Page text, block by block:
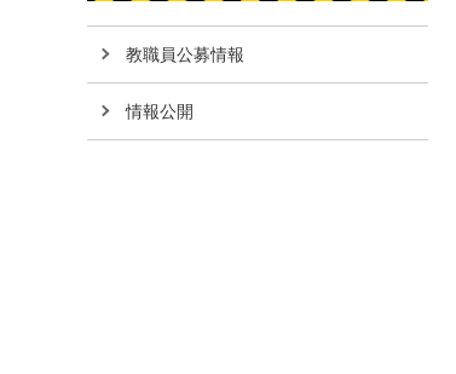
教職員公募情報
情報公開